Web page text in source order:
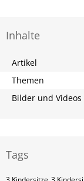
Inhalte
Artikel
Themen
Bilder und Videos
Tags